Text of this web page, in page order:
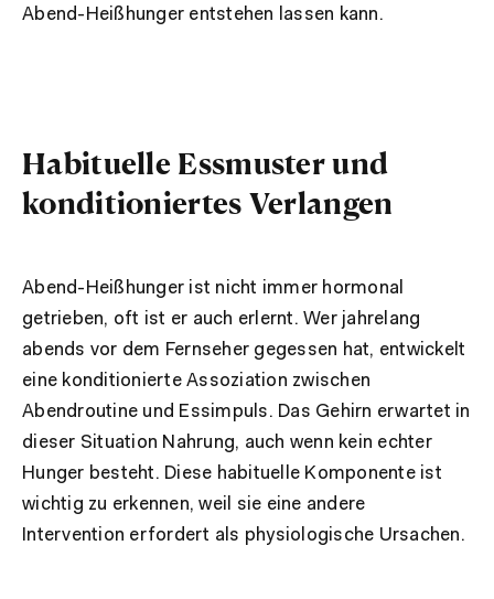
Abend-Heißhunger entstehen lassen kann.
Habituelle Essmuster und
konditioniertes Verlangen
Abend-Heißhunger ist nicht immer hormonal
getrieben, oft ist er auch erlernt. Wer jahrelang
abends vor dem Fernseher gegessen hat, entwickelt
eine konditionierte Assoziation zwischen
Abendroutine und Essimpuls. Das Gehirn erwartet in
dieser Situation Nahrung, auch wenn kein echter
Hunger besteht. Diese habituelle Komponente ist
wichtig zu erkennen, weil sie eine andere
Intervention erfordert als physiologische Ursachen.